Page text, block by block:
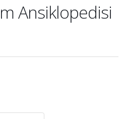
Ansiklopedisi